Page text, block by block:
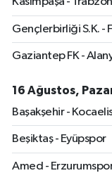
Gençlerbirliği S.K. -
Gaziantep FK -
16 Ağustos,
Başakşehir -
Beşiktaş - Eyüpspor
Amed -